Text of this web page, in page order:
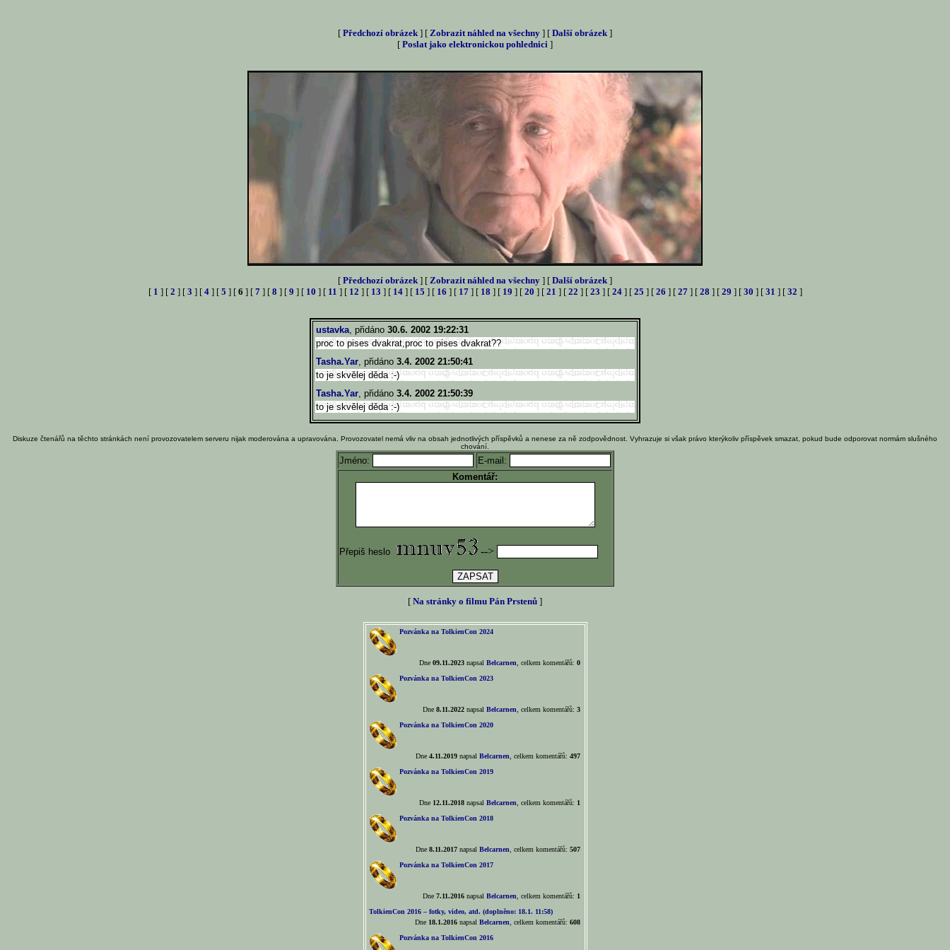
[ Předchozí obrázek ] [ Zobrazit náhled na všechny ] [ Další obrázek ]
[ Poslat jako elektronickou pohlednici ]
[ Předchozí obrázek ] [ Zobrazit náhled na všechny ] [ Další obrázek ]
[ 1 ] [ 2 ] [ 3 ] [ 4] [ 5 ] [ 6 ] [ 7] [ 8 ] [ 9 ] [ 10 ] [ 11 ] [ 12 ] [ 13 ] [ 14] [ 15 ] [ 16 ] [ 17] [ 18 ] [ 19 ] [ 20 ] [ 21 ] [ 22 ] [ 23 ] [ 24] [ 25 ] [ 26 ] [ 27] [ 28 ] [ 29 ] [ 30 ] [ 31 ] [ 32 ]
ustavka, přidáno 30.6. 2002 19:22:31
proc to pises dvakrat,proc to pises dvakrat??
Tasha.Yar, přidáno 3.4. 2002 21:50:41
to je skvělej děda :-)
Tasha.Yar, přidáno 3.4. 2002 21:50:39
to je skvělej děda :-)
Diskuze čtenářů na těchto stránkách není provozovatelem serveru nijak moderována a upravována. Provozovatel nemá vliv na obsah jednotlivých příspěvků a nenese za ně zodpovědnost. Vyhrazuje si však právo kterýkoliv příspěvek smazat, pokud bude odporovat normám slušného
chování.
Jméno:
E-mail:
Komentář:
Přepiš heslo -->
[ Na stránky o filmu Pán Prstenů ]
Pozvánka na TolkienCon 2024
Dne 09.11.2023napsal Belcarnen , celkem komentářů: 0
Pozvánka na TolkienCon 2023
Dne 8.11.2022napsal Belcarnen , celkem komentářů: 3
Pozvánka na TolkienCon 2020
Dne 4.11.2019napsal Belcarnen , celkem komentářů: 497
Pozvánka na TolkienCon 2019
Dne 12.11.2018napsal Belcarnen , celkem komentářů: 1
Pozvánka na TolkienCon 2018
Dne 8.11.2017napsal Belcarnen , celkem komentářů: 507
Pozvánka na TolkienCon 2017
Dne 7.11.2016napsal Belcarnen , celkem komentářů: 1
TolkienCon 2016 – fotky, video, atd. (doplněno: 18.1. 11:58)
Dne 18.1.2016napsal Belcarnen , celkem komentářů: 608
Pozvánka na TolkienCon 2016